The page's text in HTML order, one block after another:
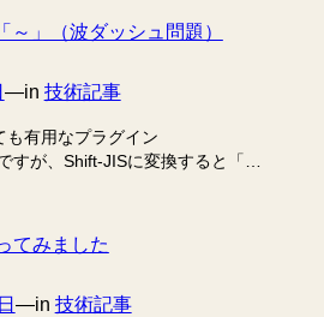
～」（波ダッシュ問題）
—in 技術記事
も有用なプラグイン
すが、Shift-JISに変換すると「…
てみました
—in 技術記事